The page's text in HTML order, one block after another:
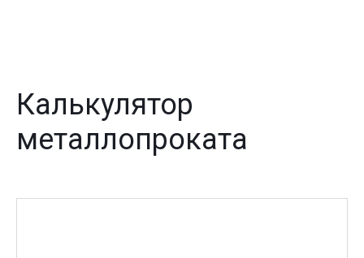
Калькулятор
металлопроката